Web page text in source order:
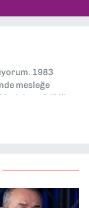
1983
mesleğe
en köklü
ve spor
Ayrıca Yeni